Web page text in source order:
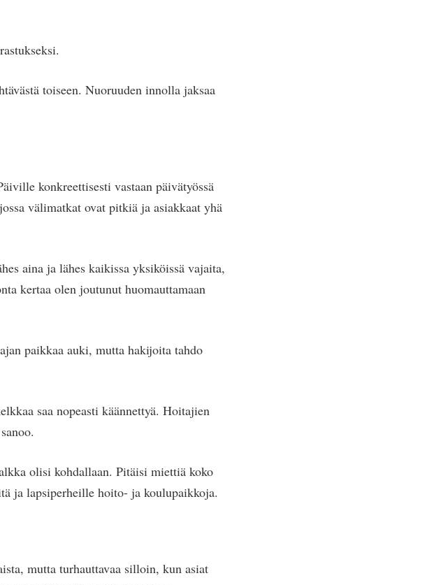
toiseen. Nuoruuden innolla jaksaa
konkreettisesti vastaan päivätyössä
välimatkat ovat pitkiä ja asiakkaat yhä
aina ja lähes kaikissa yksiköissä vajaita,
kertaa olen joutunut huomauttamaan
paikkaa auki, mutta hakijoita tahdo
saa nopeasti käännettyä. Hoitajien
olisi kohdallaan. Pitäisi miettiä koko
ja lapsiperheille hoito- ja koulupaikkoja.
mutta turhauttavaa silloin, kun asiat